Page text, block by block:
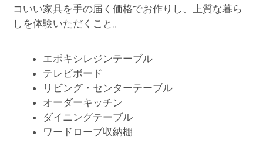
コいい家具を手の届く価格でお作りし、上質な暮ら
しを体験いただくこと。
エポキシレジンテーブル
テレビボード
リビング・センターテーブル
オーダーキッチン
ダイニングテーブル
ワードローブ収納棚